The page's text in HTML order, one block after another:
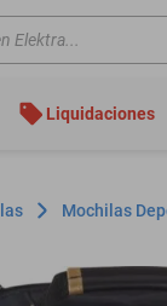
Liquidaciones
Mochilas